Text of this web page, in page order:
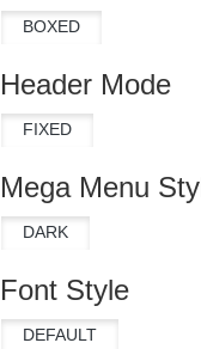
Header Mode
Mega Menu
Font Style